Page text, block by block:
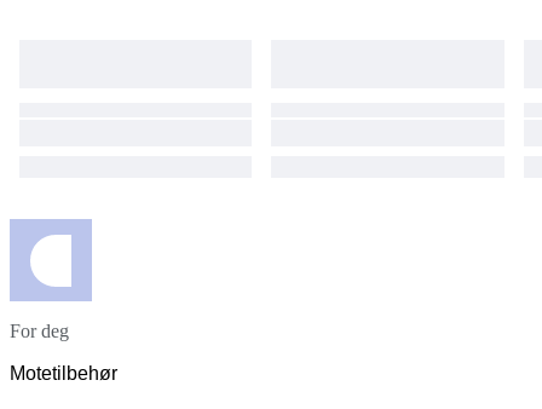
For deg
Motetilbehør